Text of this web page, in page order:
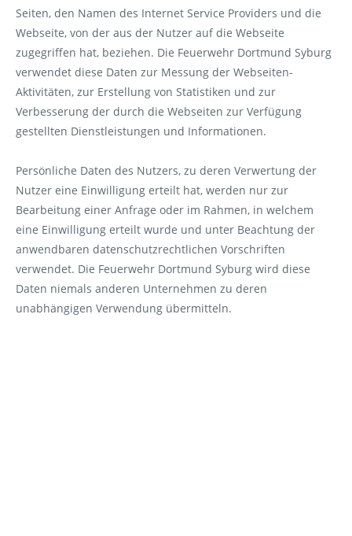
Seiten, den Namen des Internet Service Providers und die
Webseite, von der aus der Nutzer auf die Webseite
zugegriffen hat, beziehen. Die Feuerwehr Dortmund Syburg
verwendet diese Daten zur Messung der Webseiten-
Aktivitäten, zur Erstellung von Statistiken und zur
Verbesserung der durch die Webseiten zur Verfügung
gestellten Dienstleistungen und Informationen.
Persönliche Daten des Nutzers, zu deren Verwertung der
Nutzer eine Einwilligung erteilt hat, werden nur zur
Bearbeitung einer Anfrage oder im Rahmen, in welchem
eine Einwilligung erteilt wurde und unter Beachtung der
anwendbaren datenschutzrechtlichen Vorschriften
verwendet. Die Feuerwehr Dortmund Syburg wird diese
Daten niemals anderen Unternehmen zu deren
unabhängigen Verwendung übermitteln.